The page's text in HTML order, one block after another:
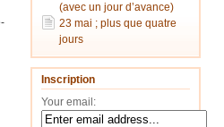
(avec un jour d’avance)
23 mai ; plus que quatre
jours
Inscription
Your email: